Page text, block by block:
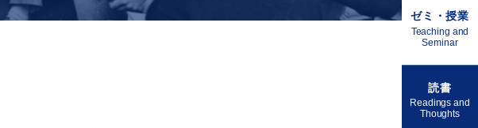
ゼミ・授業
Teaching and
Seminar
読書
Readings and
Thoughts